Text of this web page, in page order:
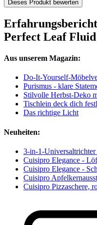
Dieses Produkt bewerten
Perfect Leaf Fluid
Aus unserem Magazin:
Do-It-Yourself-
Purismus - klare
Stilvolle Herbst-Deko
Tischlein deck dich
Das richtige Licht
Neuheiten:
3-in-1-
Cuisipro Elegance -
Cuisipro Elegance -
Cuisipro
Cuisipro Pizzaschere,